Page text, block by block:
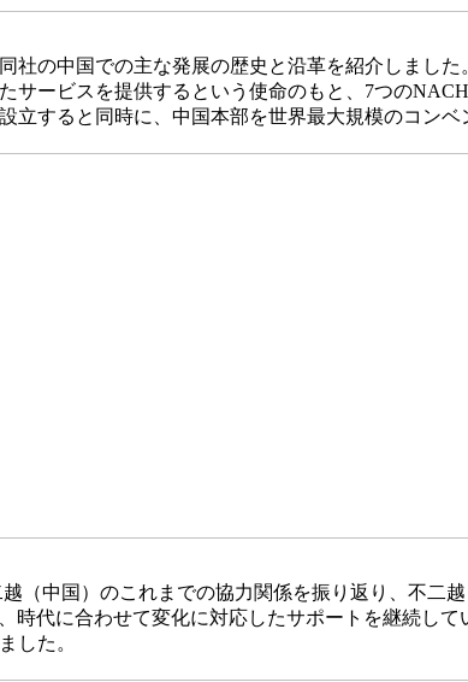
の中国での主な発展の歴史と沿革を紹介しまし
サービスを提供するという使命のもと、7つの
すると同時に、中国本部を世界最大規模のコン
中国）のこれまでの協力関係を振り返り、不二
代に合わせて変化に対応したサポートを継続し
した。